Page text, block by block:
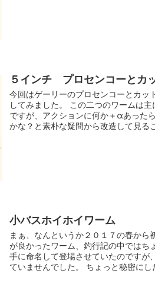
５インチ プロセンコーとカ
今回はゲーリーのプロセンコーとカッ
してみました。 この二つのワームは
ですが、アクションに何か＋αあった
かな？と素朴な疑問から改造して見る
小バスホイホイワーム
まぁ、なんというか２０１７の春から
が良かったワーム、釣行記の中ではち
手に命名して登場させていたのですが
ていませんでした。 ちょっと秘密にし